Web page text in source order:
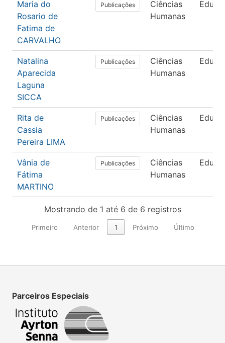
Maria do
Rosario de
Fatima de
CARVALHO
Publicações
Ciências
Humanas
Natalina
Aparecida
Laguna
SICCA
Publicações
Ciências
Humanas
Rita de
Cassia
Pereira LIMA
Publicações
Ciências
Humanas
Vânia de
Fátima
MARTINO
Publicações
Ciências
Humanas
Mostrando de 1 até 6 de 6 registros
Primeiro Anterior 1 Próximo Último
Parceiros Especiais